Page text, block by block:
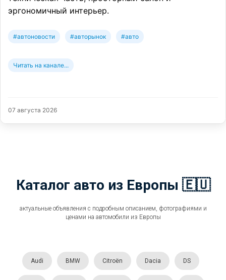
эргономичный интерьер.
#автоновости #авторынок #авто
Читать на канале...
07 августа 2026
Каталог авто из Европы 🇪🇺
актуальные объявления с подробным описанием, фотографиями и
ценами на автомобили из Европы
Audi BMW Citroën Dacia DS